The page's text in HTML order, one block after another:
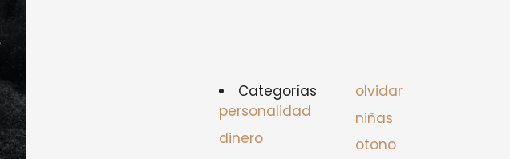
Categorías
personalidad
dinero
olvidar
niñas
otono